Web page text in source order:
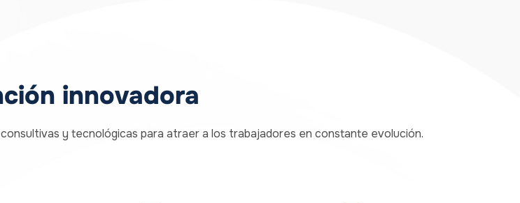
innovadora
y tecnológicas para atraer a los trabajadores en constante evolución.